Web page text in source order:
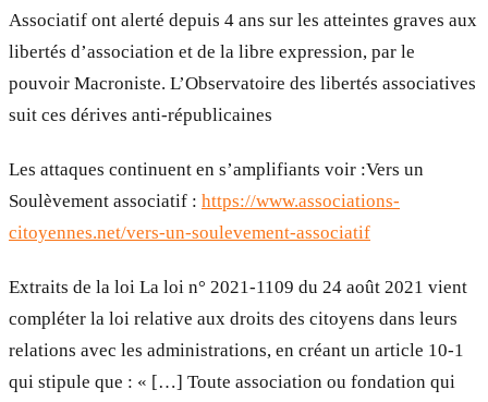
Associatif ont alerté depuis 4 ans sur les atteintes graves aux
libertés d’association et de la libre expression, par le
pouvoir Macroniste. L’Observatoire des libertés associatives
suit ces dérives anti-républicaines
Les attaques continuent en s’amplifiants voir :Vers un
Soulèvement associatif : https://www.associations-
citoyennes.net/vers-un-soulevement-associatif
Extraits de la loi La loi n° 2021-1109 du 24 août 2021 vient
compléter la loi relative aux droits des citoyens dans leurs
relations avec les administrations, en créant un article 10-1
qui stipule que : « […] Toute association ou fondation qui